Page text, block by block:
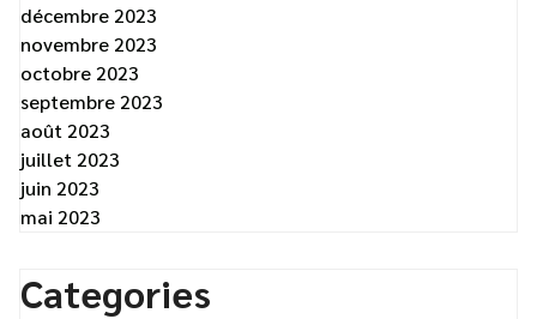
décembre 2023
novembre 2023
octobre 2023
septembre 2023
août 2023
juillet 2023
juin 2023
mai 2023
Categories